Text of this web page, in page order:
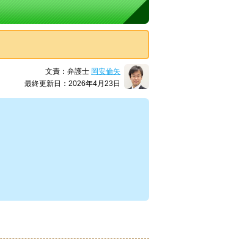
文責：弁護士 岡安倫矢
最終更新日：2026年4月23日